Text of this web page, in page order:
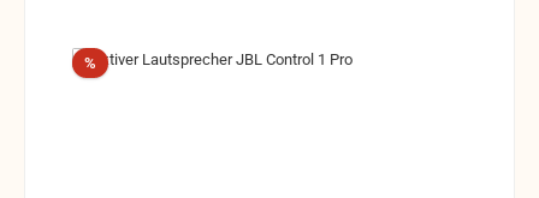
%Rabatt